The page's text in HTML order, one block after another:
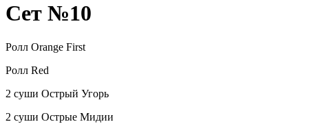
Сет №10
Ролл Orange First
Ролл Red
2 суши Острый Угорь
2 суши Острые Мидии